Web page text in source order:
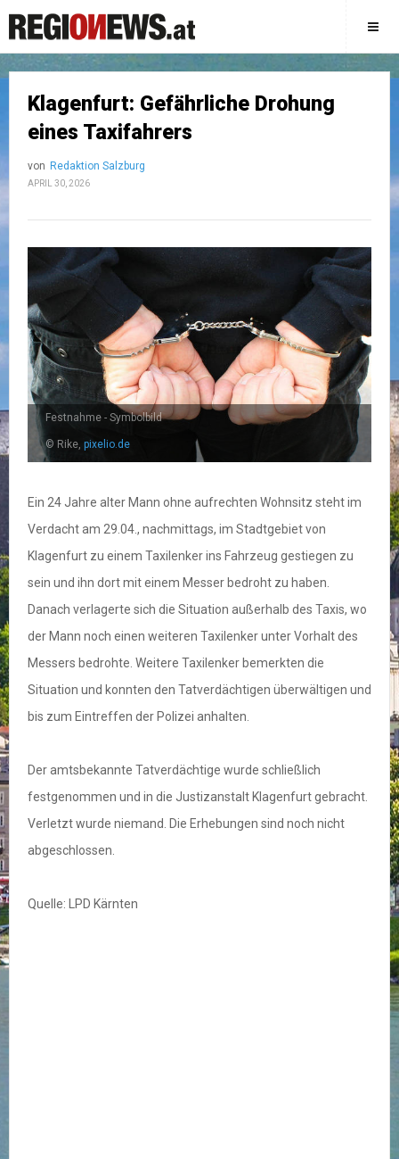
Klagenfurt: Gefährliche Drohung
eines Taxifahrers
von Redaktion Salzburg
APRIL 30, 2026
Festnahme - Symbolbild
© Rike, pixelio.de
Ein 24 Jahre alter Mann ohne aufrechten Wohnsitz steht im
Verdacht am 29.04., nachmittags, im Stadtgebiet von
Klagenfurt zu einem Taxilenker ins Fahrzeug gestiegen zu
sein und ihn dort mit einem Messer bedroht zu haben.
Danach verlagerte sich die Situation außerhalb des Taxis, wo
der Mann noch einen weiteren Taxilenker unter Vorhalt des
Messers bedrohte. Weitere Taxilenker bemerkten die
Situation und konnten den Tatverdächtigen überwältigen und
bis zum Eintreffen der Polizei anhalten.
Der amtsbekannte Tatverdächtige wurde schließlich
festgenommen und in die Justizanstalt Klagenfurt gebracht.
Verletzt wurde niemand. Die Erhebungen sind noch nicht
abgeschlossen.
Quelle: LPD Kärnten